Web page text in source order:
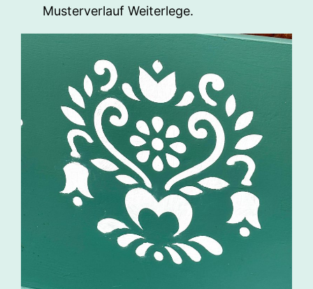
Musterverlauf Weiterlege.